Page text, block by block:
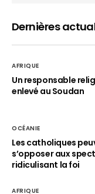
Dernières
AFRIQUE
Un responsable
enlevé au Soudan
OCÉANIE
Les catholiques
s’opposer aux
ridiculisant la foi
AFRIQUE